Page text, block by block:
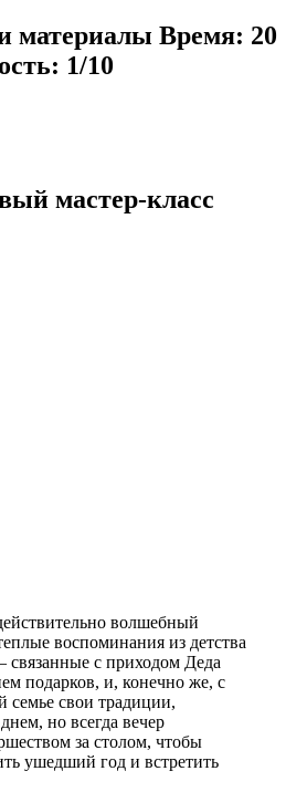
материалы Время: 20
1/10
мастер-класс
волшебный
воспоминания из детства
связанные с приходом Деда
подарков, и, конечно же, с
семье свои традиции,
но всегда вечер
за столом, чтобы
ушедший год и встретить